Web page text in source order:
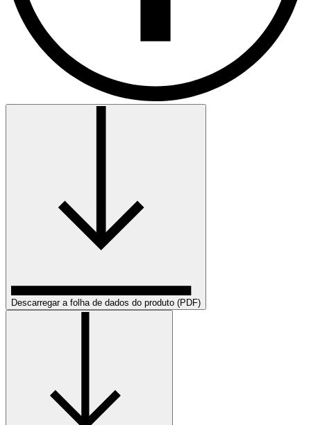
Descarregar a folha de dados do produto (PDF)